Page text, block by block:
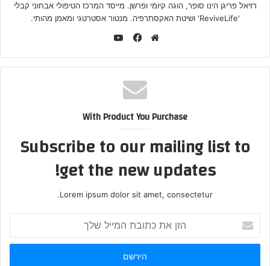
רזיאל פריגן הינו סופר, הוגה קיומי ופרשן. מייסד המרכז הטיפולי אבחוני קבלי
'ReviveLife' ושיטת האקסתרפיה. מנטור אסטרטגי ומאמן מהותי.
With Product You Purchase
Subscribe to our mailing list to
get the new updates!
Lorem ipsum dolor sit amet, consectetur.
את
כתובת